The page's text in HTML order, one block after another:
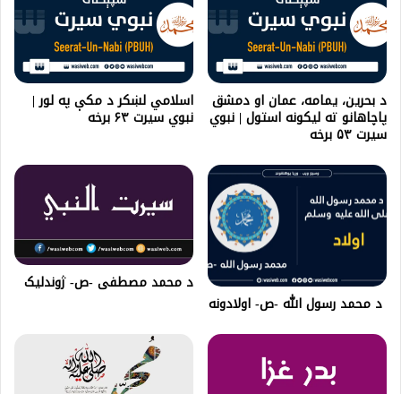
د بحرین، یمامه، عمان او دمشق
پاچاهانو ته لیکونه استول | نبوي
سیرت ۵۳ برخه
اسلامي لښكر د مكې په لور |
نبوي سیرت ۶۳ برخه
د محمد رسول الله -ص- اولادونه
د محمد مصطفی -ص- ژوندليک